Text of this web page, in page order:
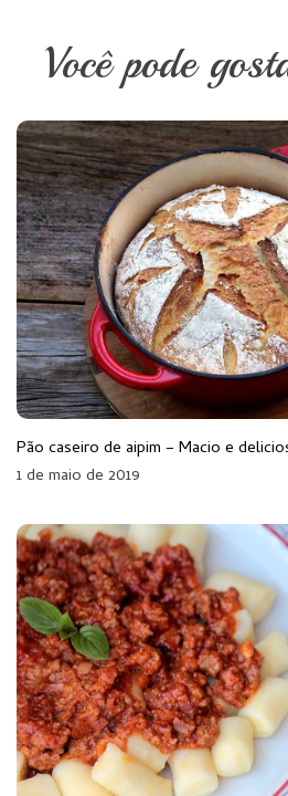
Você pode
Pão caseiro de aipim – Macio e
1 de maio de 2019